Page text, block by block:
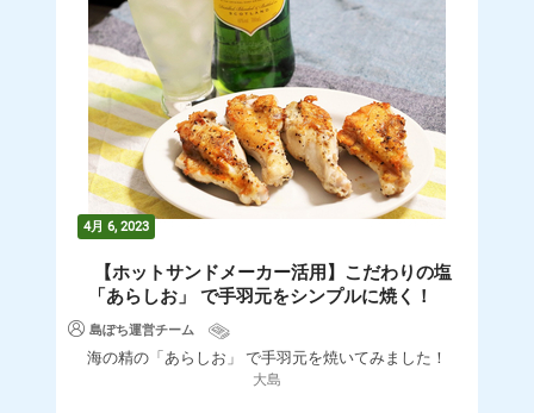
4月 6, 2023
【ホットサンドメーカー活用】こだわりの塩
「あらしお」 で手羽元をシンプルに焼く！
島ぽち運営チーム
海の精の「あらしお」 で手羽元を焼いてみました！
大島